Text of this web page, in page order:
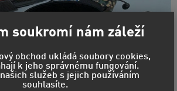
soukromí nám záleží
obchod ukládá soubory cookies,
k jeho správnému fungování.
služeb s jejich používáním
souhlasíte.